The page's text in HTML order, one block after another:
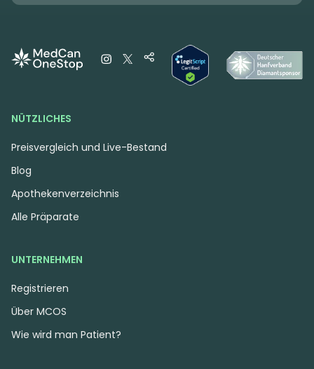
NÜTZLICHES
Preisvergleich und Live-Bestand
Blog
Apothekenverzeichnis
Alle Präparate
UNTERNEHMEN
Registrieren
Über MCOS
Wie wird man Patient?